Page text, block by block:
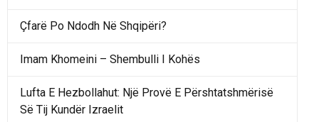
Çfarë Po Ndodh Në Shqipëri?
Imam Khomeini – Shembulli I Kohës
Lufta E Hezbollahut: Një Provë E Përshtatshmërisë
Së Tij Kundër Izraelit